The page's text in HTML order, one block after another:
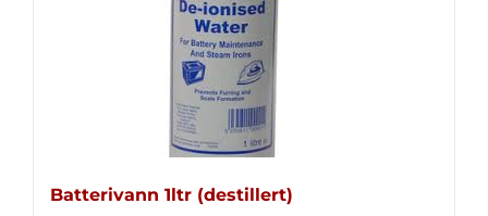
Batterivann 1ltr (destillert)